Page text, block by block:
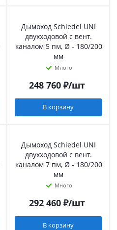
Дымоход Schiedel UNI
двухходовой с вент.
каналом 5 пм, Ø - 180/200
мм
Много
248 760₽/шт
В корзину
Дымоход Schiedel UNI
двухходовой с вент.
каналом 7 пм, Ø - 180/200
мм
Много
292 460₽/шт
В корзину